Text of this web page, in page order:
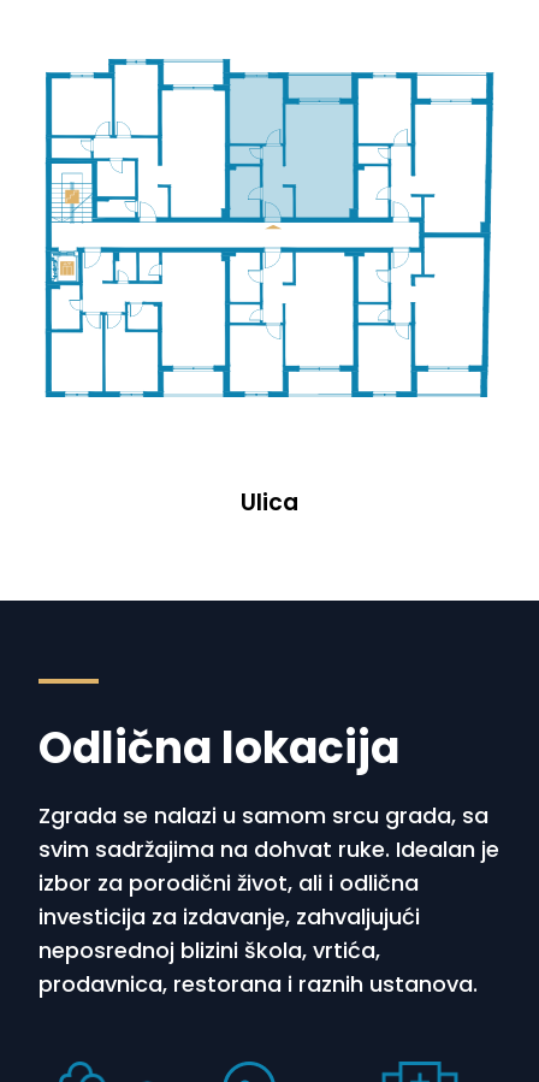
Ulica
Odlična lokacija
Zgrada se nalazi u samom srcu grada, sa
svim sadržajima na dohvat ruke. Idealan je
izbor za porodični život, ali i odlična
investicija za izdavanje, zahvaljujući
neposrednoj blizini škola, vrtića,
prodavnica, restorana i raznih ustanova.